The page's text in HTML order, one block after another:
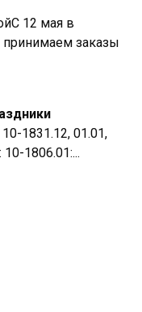
12 мая в
заказы
1831.12, 01.01,
1806.01:...